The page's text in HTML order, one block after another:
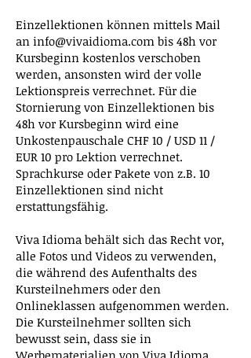
Einzellektionen können mittels Mail
an info@vivaidioma.com bis 48h vor
Kursbeginn kostenlos verschoben
werden, ansonsten wird der volle
Lektionspreis verrechnet. Für die
Stornierung von Einzellektionen bis
48h vor Kursbeginn wird eine
Unkostenpauschale CHF 10 / USD 11 /
EUR 10 pro Lektion verrechnet.
Sprachkurse oder Pakete von z.B. 10
Einzellektionen sind nicht
erstattungsfähig.
Viva Idioma behält sich das Recht vor,
alle Fotos und Videos zu verwenden,
die während des Aufenthalts des
Kursteilnehmers oder den
Onlineklassen aufgenommen werden.
Die Kursteilnehmer sollten sich
bewusst sein, dass sie in
Werbematerialien von Viva Idioma